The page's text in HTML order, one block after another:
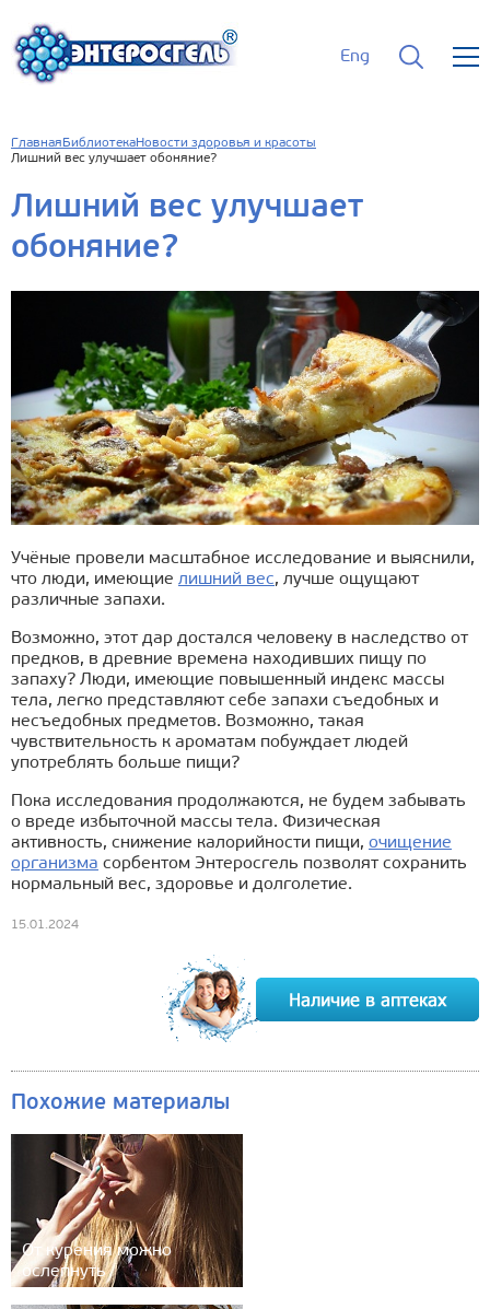
Eng
Главная БиблиотекаНовости здоровья и красоты
Лишний вес улучшает обоняние?
Лишний вес улучшает
обоняние?
Учёные провели масштабное исследование и выяснили,
что люди, имеющие лишний вес, лучше ощущают
различные запахи.
Возможно, этот дар достался человеку в наследство от
предков, в древние времена находивших пищу по
запаху? Люди, имеющие повышенный индекс массы
тела, легко представляют себе запахи съедобных и
несъедобных предметов. Возможно, такая
чувствительность к ароматам побуждает людей
употреблять больше пищи?
Пока исследования продолжаются, не будем забывать
о вреде избыточной массы тела. Физическая
активность, снижение калорийности пищи, очищение
организма сорбентом Энтеросгель позволят сохранить
нормальный вес, здоровье и долголетие.
15.01.2024
Похожие материалы
От курения можно
ослепнуть